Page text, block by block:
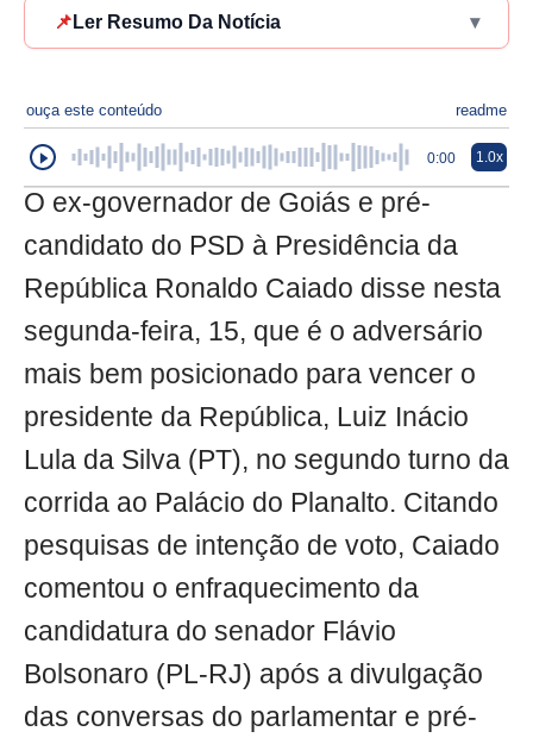
📌 Ler Resumo Da Notícia ▾
ouça este conteúdo readme
0:00 1.0x
O ex-governador de Goiás e pré-
candidato do PSD à Presidência da
República Ronaldo Caiado disse nesta
segunda-feira, 15, que é o adversário
mais bem posicionado para vencer o
presidente da República, Luiz Inácio
Lula da Silva (PT), no segundo turno da
corrida ao Palácio do Planalto. Citando
pesquisas de intenção de voto, Caiado
comentou o enfraquecimento da
candidatura do senador Flávio
Bolsonaro (PL-RJ) após a divulgação
das conversas do parlamentar e pré-